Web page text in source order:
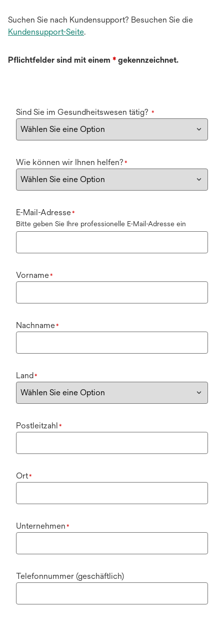
Suchen Sie nach Kundensupport? Besuchen Sie die
Kundensupport-Seite.
Pflichtfelder sind mit einem * gekennzeichnet.
Sind Sie im Gesundheitswesen tätig? *
Wie können wir Ihnen helfen? *
E-Mail-Adresse*
Bitte geben Sie Ihre professionelle E-Mail-Adresse ein
Vorname*
Nachname*
Land *
Postleitzahl *
Ort*
Unternehmen *
Telefonnummer (geschäftlich)